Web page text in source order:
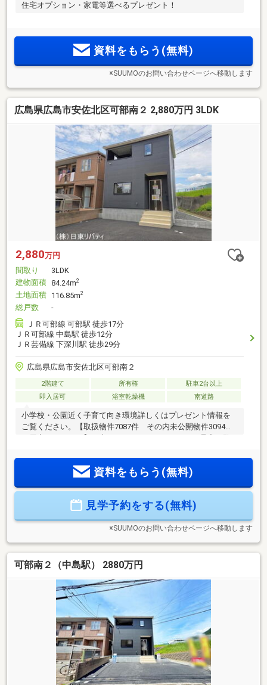
住宅オプション・家電等選べるプレゼント！
資料をもらう(無料)
※SUUMOのお問い合わせページへ移動します
広島県広島市安佐北区可部南２ 2,880万円 3LDK
2,880万円
間取り
3LDK
建物面積 84.24m2
土地面積 116.85m2
総戸数
-
ＪＲ可部線 可部駅 徒歩17分
ＪＲ可部線 中島駅 徒歩12分
ＪＲ芸備線 下深川駅 徒歩29分
広島県広島市安佐北区可部南２
2階建て 所有権
駐車2台以上
即入居可
浴室乾燥機 南道路
小学校・公園近く子育て向き環境詳しくはプレゼント情報を
ご覧ください。【取扱物件7087件 その内未公開物件3094件
で 徒歩27分☆セブンイレブン広島可部南3丁目店まで 徒歩
8分☆ザグザグ可部南店まで 徒歩8分☆ホームセンタージュ
東保育園まで 徒歩9分☆広島可部南郵便局まで 徒歩5分
資料をもらう(無料)
見学予約をする(無料)
※SUUMOのお問い合わせページへ移動します
可部南２（中島駅） 2880万円